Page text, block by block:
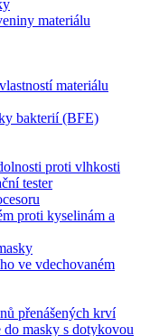
materiálu
materiálu
bakterií (BFE)
proti vlhkosti
tester
proti kyselinám a
ve vdechovaném
přenášených krví
masky s dotykovou